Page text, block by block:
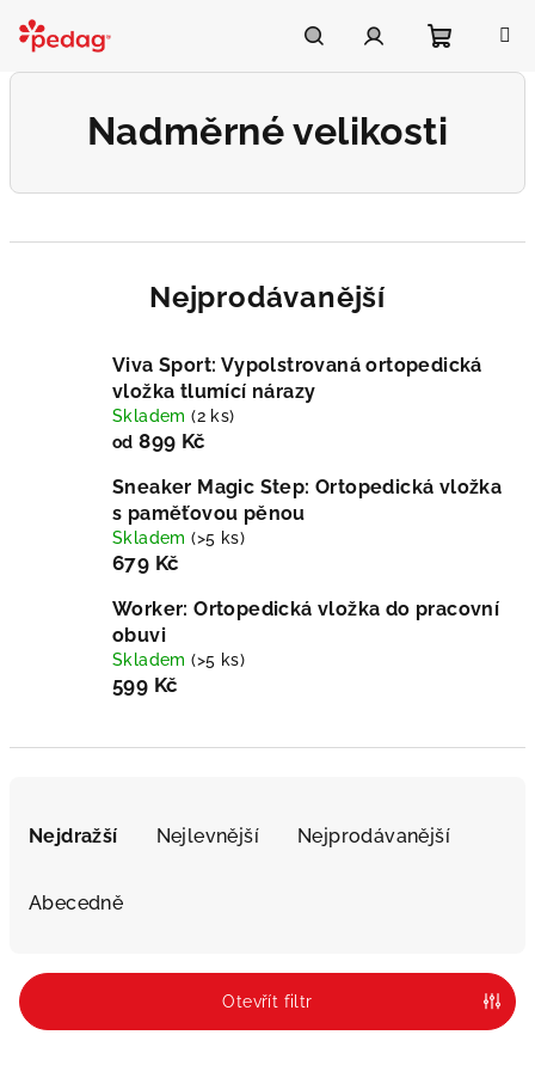
obsah
HledatPřihlášeníNákupní
košík
Nadměrné velikosti
Nejprodávanější
Viva Sport: Vypolstrovaná ortopedická
vložka tlumící nárazy
Skladem(2 ks)
od 899 Kč
Sneaker Magic Step: Ortopedická vložka
s paměťovou pěnou
Skladem(>5 ks)
679 Kč
Worker: Ortopedická vložka do pracovní
obuvi
Skladem(>5 ks)
599 Kč
p
Nejdražší Nejlevnější Nejprodávanější
Abecedně
Otevřít filtr
Asistent Pedag